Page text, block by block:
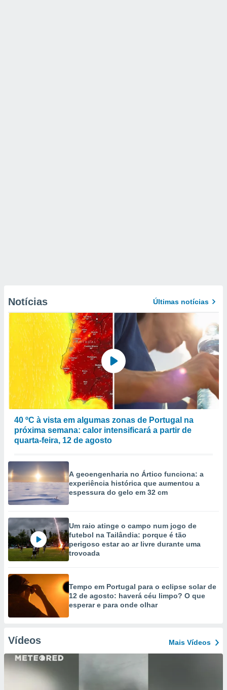
Notícias Últimas notícias
40 ºC à vista em algumas zonas de Portugal na
próxima semana: calor intensificará a partir de
quarta-feira, 12 de agosto
A geoengenharia no Ártico funciona: a
experiência histórica que aumentou a
espessura do gelo em 32 cm
Um raio atinge o campo num jogo de
futebol na Tailândia: porque é tão
perigoso estar ao ar livre durante uma
trovoada
Tempo em Portugal para o eclipse solar de
12 de agosto: haverá céu limpo? O que
esperar e para onde olhar
Vídeos Mais Vídeos